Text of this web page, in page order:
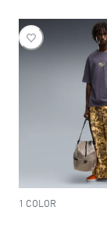
1 COLOR